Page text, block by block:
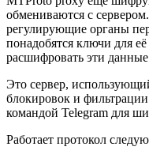
обмениваются с
регулирующие органы
понадобятся ключи для
расшифровать эти
Это сервер,
блокировок и
командой Telegram для
Работает протокол